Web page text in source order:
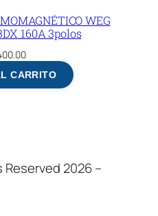
WEG
160A 3polos
CARRITO
2026 –